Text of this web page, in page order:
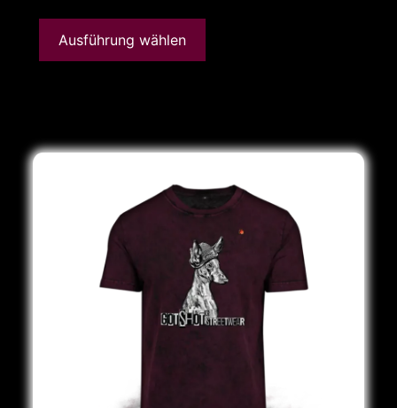
Ausführung wählen